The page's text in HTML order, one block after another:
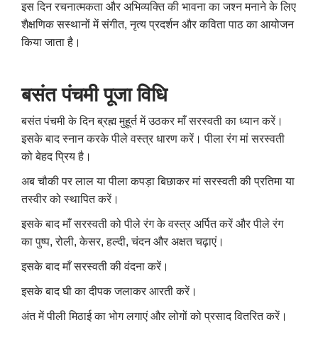
इस दिन रचनात्मकता और अभिव्यक्ति की भावना का जश्न मनाने के लिए
शैक्षणिक सस्थानों में संगीत, नृत्य प्रदर्शन और कविता पाठ का आयोजन
किया जाता है।
बसंत पंचमी पूजा विधि
बसंत पंचमी के दिन ब्रह्म मुहूर्त में उठकर माँ सरस्वती का ध्यान करें।
इसके बाद स्नान करके पीले वस्त्र धारण करें।पीला रंग मां सरस्वती
को बेहद प्रिय है।
अब चौकी पर लाल या पीला कपड़ा बिछाकर मां सरस्वती की प्रतिमा या
तस्वीर को स्थापित करें।
इसके बाद माँ सरस्वती को पीले रंग के वस्त्र अर्पित करें और पीले रंग
का पुष्प, रोली, केसर, हल्दी, चंदन और अक्षत चढ़ाएं।
इसके बाद माँ सरस्वती की वंदना करें।
इसके बाद घी का दीपक जलाकर आरती करें।
अंत में पीली मिठाई का भोग लगाएं और लोगों को प्रसाद वितरित करें।